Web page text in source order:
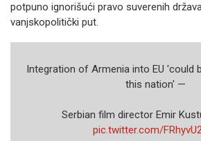
potpuno ignorišući pravo suverenih
vanjskopolitički put.
Integration of Armenia into EU 'could
this nation' —
Serbian film director Emir
pic.twitter.com/